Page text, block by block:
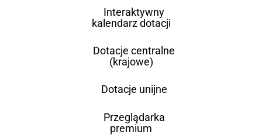
Interaktywny
kalendarz dotacji
Dotacje centralne
(krajowe)
Dotacje unijne
Przeglądarka
premium